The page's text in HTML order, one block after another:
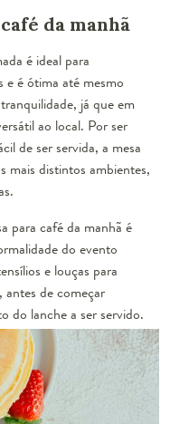
da manhã
é ideal para
e é ótima até mesmo
já que em
ao local. Por ser
de ser servida, a mesa
mais distintos ambientes,
para café da manhã é
do evento
e louças para
antes de começar
do lanche a ser servido.